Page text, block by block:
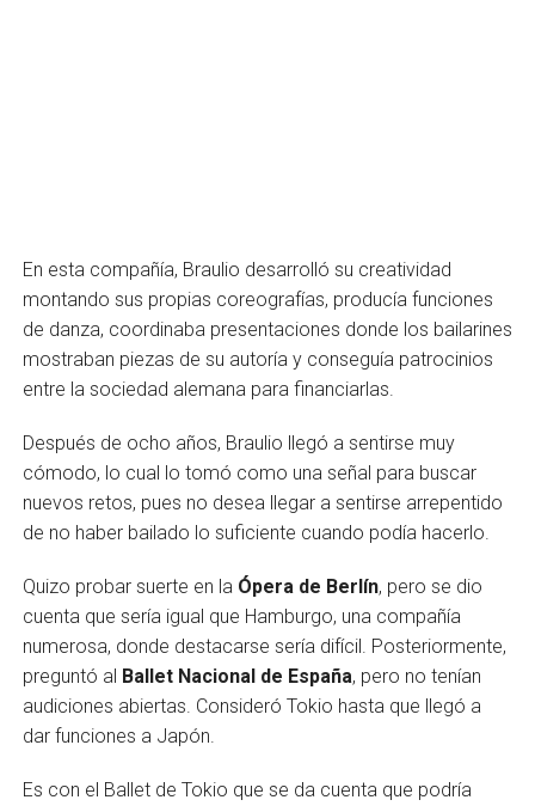
En esta compañía, Braulio desarrolló su creatividad
montando sus propias coreografías, producía funciones
de danza, coordinaba presentaciones donde los bailarines
mostraban piezas de su autoría y conseguía patrocinios
entre la sociedad alemana para financiarlas.
Después de ocho años, Braulio llegó a sentirse muy
cómodo, lo cual lo tomó como una señal para buscar
nuevos retos, pues no desea llegar a sentirse arrepentido
de no haber bailado lo suficiente cuando podía hacerlo.
Quizo probar suerte en la Ópera de Berlín, pero se dio
cuenta que sería igual que Hamburgo, una compañía
numerosa, donde destacarse sería difícil. Posteriormente,
preguntó al Ballet Nacional de España, pero no tenían
audiciones abiertas. Consideró Tokio hasta que llegó a
dar funciones a Japón.
Es con el Ballet de Tokio que se da cuenta que podría